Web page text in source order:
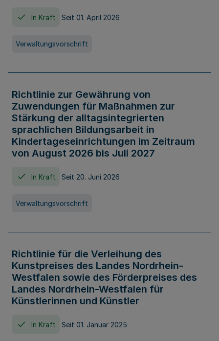
In Kraft Seit 01. April 2026
Verwaltungsvorschrift
Richtlinie zur Gewährung von
Zuwendungen für Maßnahmen zur
Stärkung der alltagsintegrierten
sprachlichen Bildungsarbeit in
Kindertageseinrichtungen im Zeitraum
von August 2026 bis Juli 2027
In Kraft Seit 20. Juni 2026
Verwaltungsvorschrift
Richtlinie für die Verleihung des
Kunstpreises des Landes Nordrhein-
Westfalen sowie des Förderpreises des
Landes Nordrhein-Westfalen für
Künstlerinnen und Künstler
In Kraft Seit 01. Januar 2025